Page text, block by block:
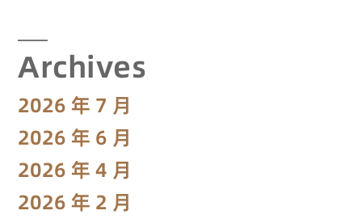
Archives
2026 年 7 月
2026 年 6 月
2026 年 4 月
2026 年 2 月